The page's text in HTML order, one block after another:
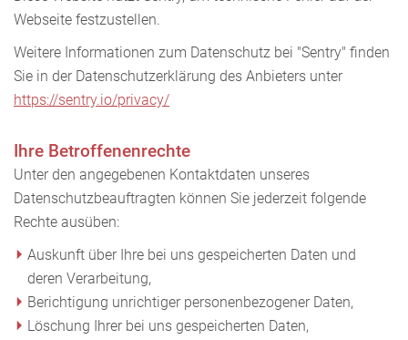
Webseite festzustellen.
Weitere Informationen zum Datenschutz bei "Sentry" finden
Sie in der Datenschutzerklärung des Anbieters unter
https://sentry.io/privacy/
Ihre Betroffenenrechte
Unter den angegebenen Kontaktdaten unseres
Datenschutzbeauftragten können Sie jederzeit folgende
Rechte ausüben:
Auskunft über Ihre bei uns gespeicherten Daten und
deren Verarbeitung,
Berichtigung unrichtiger personenbezogener Daten,
Löschung Ihrer bei uns gespeicherten Daten,